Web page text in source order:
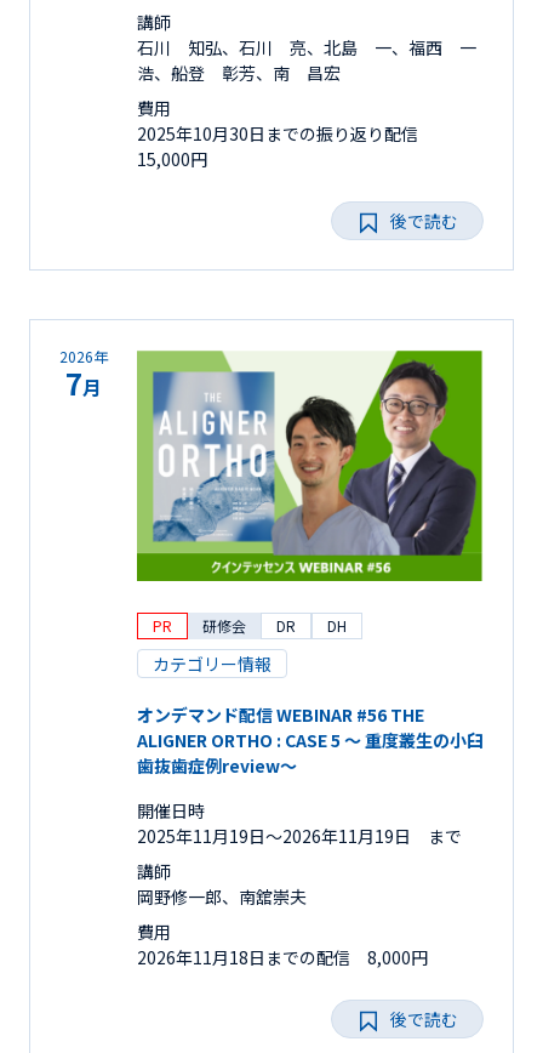
講師
石川 知弘、石川 亮、北島 一、福西 一
浩、船登 彰芳、南 昌宏
費用
2025年10月30日までの振り返り配信
15,000円
後で読む
2026年
7月
PR 研修会 DR DH
カテゴリー情報
オンデマンド配信 WEBINAR #56 THE
ALIGNER ORTHO : CASE 5 ～ 重度叢生の小臼
歯抜歯症例review～
開催日時
2025年11月19日〜2026年11月19日 まで
講師
岡野修一郎、南舘崇夫
費用
2026年11月18日までの配信 8,000円
後で読む